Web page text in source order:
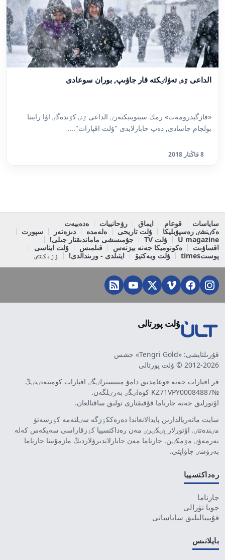
الداعى ٷش تەۋلٸكتە قار جاۋىپ, بوران سوعادى
«قازگيدرومەت» رمك سينوپتيكتەرٸ الداعى ٷش كٷندەگٸ اۋا رايىنا
بولجام جاسادى, دەپ حابارلايدى "ۇلت اقپارات"....
8 قاڭتار 2018
ساياسات قوعام ايماق رۋحانييات
ەدەبيەت
ەكٸنشٸ رەسپۋبليكا
ۇلت تاريحى ەلەمدە دىزەتەر
سپورت
U magazine
ۇلت TV
جۇمىسشى ماماندىقتار جىلى!
اقساۋىت
ەكونوميكا جەنە بيزنەس قىلمىس
ۇلت ايناسى
پوستtimes
ۇلت وبەكتيۆ ايتىلدى - ورىندالدى! ٶزەكتٸ
ۇلت پورتالى
قۇرىلتايشى: «Tengri Gold» جشس
2012-2026 © ۇلت پورتالى
قر اقپارات جەنە قوعامدىق دامۋ مينيسترلٸگٸ اقپارات كوميتەتٸنٸڭ
№KZ71VPY00084887 كۋەلٸگٸ بەرٸلگەن.
اۆتورلىق جەنە جارناما قۇقىقتارى تولىق ساقتالعان.
سايت ماتەريالدارىن پايدالانعاندا دەرەككٶزگە سٸلتەمە كٶرسەتۋ
مٸندەتتٸ. اۆتورلار پٸكٸرٸ مەن رەداكتسييا كٶزقاراسى سەيكەس كەلە
بەرمەۋٸ مٷمكٸن. جارناما مەن حابارلاندىرۋلاردىڭ مازمۇنىنا جارناما
بەرۋشٸ جاۋاپتى.
رەداكتسييا
جارناما
جوبا تۋرالى
قۇپييالىلىق ساياساتى
بايلانىس